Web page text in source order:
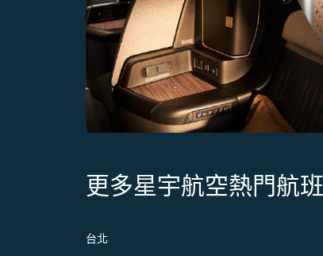
更多星宇航空熱門航班
台北